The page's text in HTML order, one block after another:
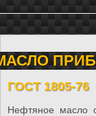
ГОСТ 1805-76
Нефтяное масло